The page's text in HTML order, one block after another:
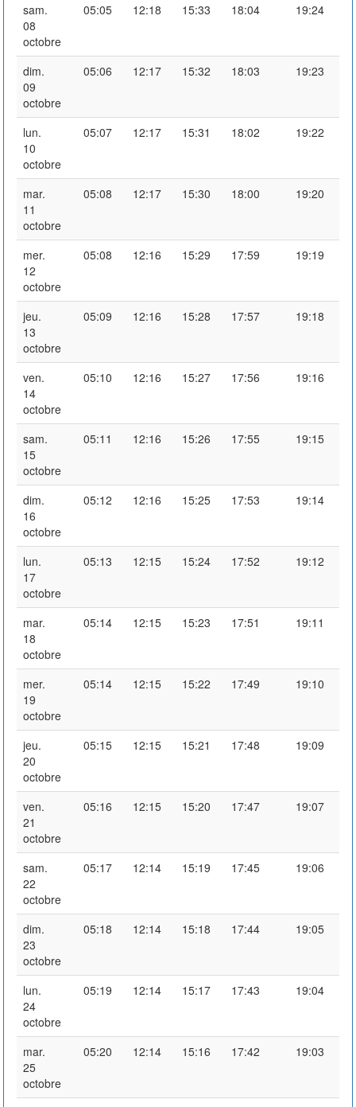
sam.
08
octobre
05:05 12:18 15:33 18:04 19:24
dim.
09
octobre
05:06 12:17 15:32 18:03 19:23
lun.
10
octobre
05:07 12:17 15:31 18:02 19:22
mar.
11
octobre
05:08 12:17 15:30 18:00 19:20
mer.
12
octobre
05:08 12:16 15:29 17:59 19:19
jeu.
13
octobre
05:09 12:16 15:28 17:57 19:18
ven.
14
octobre
05:10 12:16 15:27 17:56 19:16
sam.
15
octobre
05:11 12:16 15:26 17:55 19:15
dim.
16
octobre
05:12 12:16 15:25 17:53 19:14
lun.
17
octobre
05:13 12:15 15:24 17:52 19:12
mar.
18
octobre
05:14 12:15 15:23 17:51 19:11
mer.
19
octobre
05:14 12:15 15:22 17:49 19:10
jeu.
20
octobre
05:15 12:15 15:21 17:48 19:09
ven.
21
octobre
05:16 12:15 15:20 17:47 19:07
sam.
22
octobre
05:17 12:14 15:19 17:45 19:06
dim.
23
octobre
05:18 12:14 15:18 17:44 19:05
lun.
24
octobre
05:19 12:14 15:17 17:43 19:04
mar.
25
octobre
05:20 12:14 15:16 17:42 19:03